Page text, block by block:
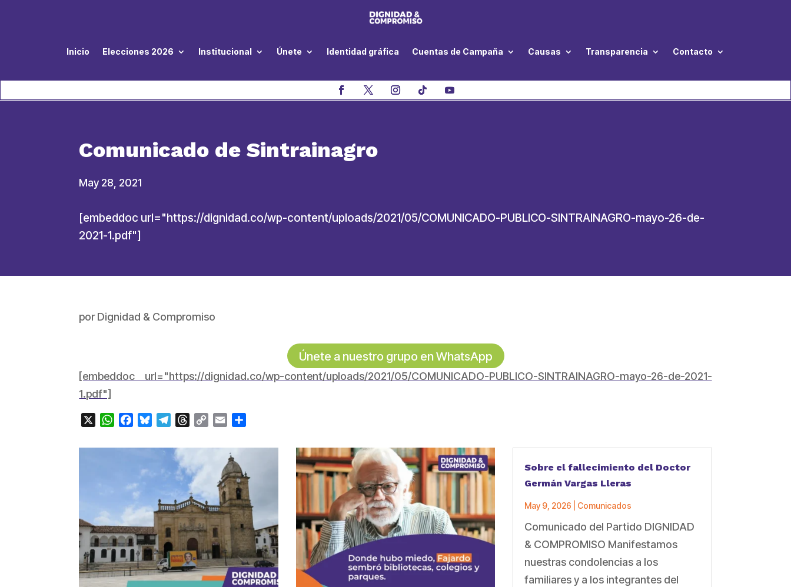
Inicio Elecciones 2026 Institucional Únete Identidad gráfica Cuentas de Campaña Causas Transparencia Contacto
Comunicado de Sintrainagro
May 28, 2021
[embeddoc url="https://dignidad.co/wp-content/uploads/2021/05/COMUNICADO-PUBLICO-SINTRAINAGRO-mayo-26-de-
2021-1.pdf"]
porDignidad & Compromiso
Únete a nuestro grupo en WhatsApp
[embeddoc url="https://dignidad.co/wp-content/uploads/2021/05/COMUNICADO-PUBLICO-SINTRAINAGRO-mayo-26-de-2021-
1.pdf"]
WhatsApp
FacebookBlueskyTelegramThreads
Copy Email
Sobre el fallecimiento del Doctor
Germán Vargas Lleras
May 9, 2026 Comunicados
Comunicado del Partido DIGNIDAD
& COMPROMISO Manifestamos
nuestras condolencias a los
familiares y a los integrantes del